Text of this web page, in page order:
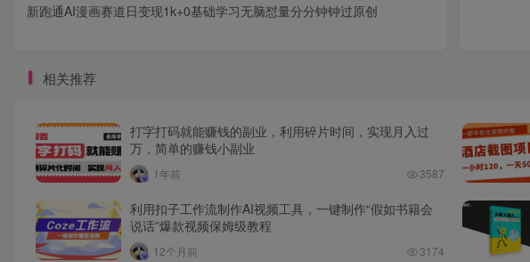
新跑通AI漫画赛道日变现1k+0基础学习无脑怼量分分钟钟过原创
相关推荐
打字打码就能赚钱的副业，利用碎片时间，实现月入过
万，简单的赚钱小副业
1年前 3587
利用扣子工作流制作AI视频工具，一键制作“假如书籍会
说话”爆款视频保姆级教程
12个月前 3174